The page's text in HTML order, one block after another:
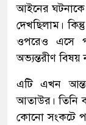
আইনের ঘটনাকে
দেখছিলাম।
ওপরেও এসে
অভ্যন্তরীণ বিষয়
এটি এখন
আতাউর। তিনি
কোনো সংকটে